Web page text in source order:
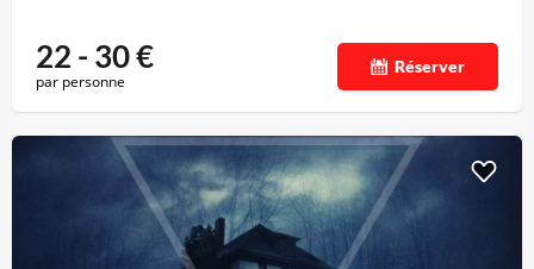
22 - 30€
par personne
Réserver